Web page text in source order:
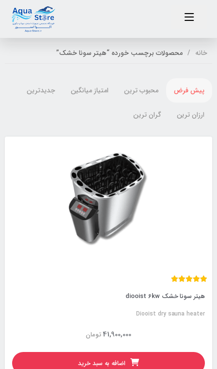
خانه محصولات برچسب خورده “هیتر سونا خشک”
پیش فرض محبوب ترین امتیاز میانگین جدیدترین
ارزان ترین گران ترین
هیتر سونا خشک diooist 6kw
Diooist dry sauna heater
تومان41,900,000
اضافه به سبد خرید